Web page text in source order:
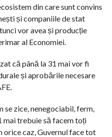
din care sunt convins
și companiile de stat
vor avea și producție
al Economiei.
că până la 31 mai vor fi
și aprobările necesare
se zice, nenegociabil, ferm,
mai trebuie să facem toți
orice caz, Guvernul face tot